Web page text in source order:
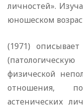
личностей».
юношеском
(1971)
физической
отношения,
астенических